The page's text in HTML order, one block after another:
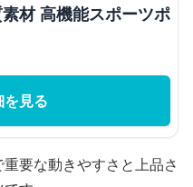
材 高機能スポーツポ
見る
要な動きやすさと上品さ